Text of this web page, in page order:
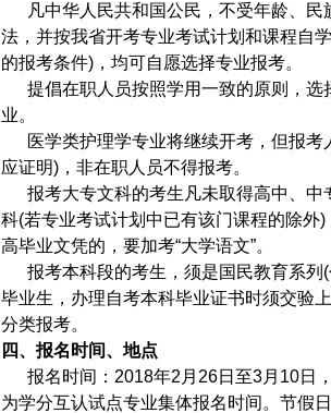
凡中华人民共和国公民，不受年龄、民
法，并按我省开考专业考试计划和课程自
的报考条件)，均可自愿选择专业报考。
提倡在职人员按照学用一致的原则，选
业。
医学类护理学专业将继续开考，但报考
应证明)，非在职人员不得报考。
报考大专文科的考生凡未取得高中、中
科(若专业考试计划中已有该门课程的除外
高毕业文凭的，要加考“大学语文”。
报考本科段的考生，须是国民教育系列(
毕业生，办理自考本科毕业证书时须交验
分类报考。
四、报名时间、地点
报名时间：2018年2月26日至3月10日
为学分互认试点专业集体报名时间。节假